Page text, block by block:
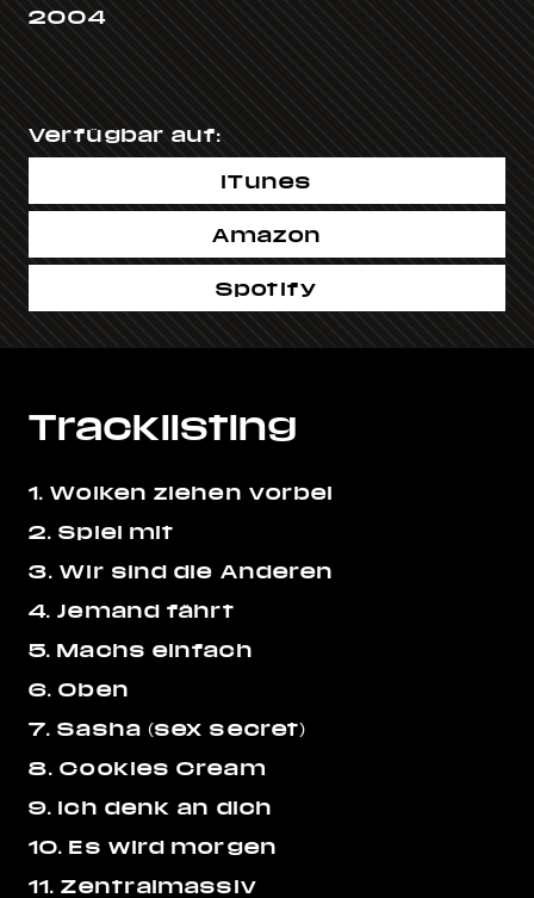
2004
Verfügbar auf:
iTunes
Amazon
Spotify
Tracklisting
1. Wolken ziehen vorbei
2. Spiel mit
3. Wir sind die Anderen
4. Jemand fährt
5. Machs einfach
6. Oben
7. Sasha (sex secret)
8. Cookies Cream
9. Ich denk an dich
10. Es wird morgen
11. Zentralmassiv